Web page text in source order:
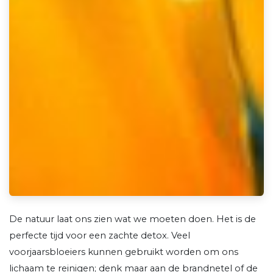
De natuur laat ons zien wat we moeten doen. Het is de
perfecte tijd voor een zachte detox. Veel
voorjaarsbloeiers kunnen gebruikt worden om ons
lichaam te reinigen; denk maar aan de brandnetel of de